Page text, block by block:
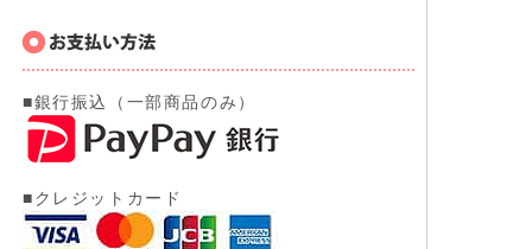
■銀行振込（一部商品のみ）
■クレジットカード